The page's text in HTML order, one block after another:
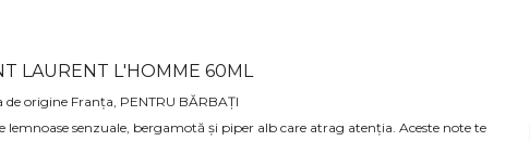
LAURENT L'HOMME 60ML
de origine Franța, PENTRU BĂRBAȚI
senzuale, bergamotă și piper alb care atrag atenția. Aceste note te